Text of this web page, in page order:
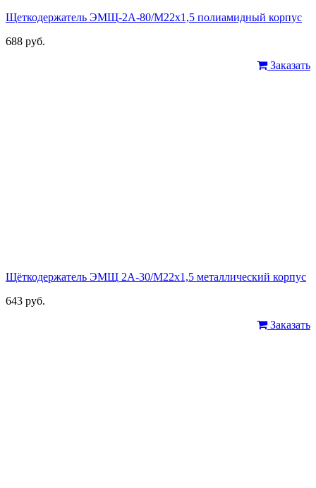
Щеткодержатель ЭМЩ-2А-80/М22х1,5 полиамидный корпус
688 руб.
Заказать
Щёткодержатель ЭМЩ 2А-30/М22х1,5 металлический корпус
643 руб.
Заказать